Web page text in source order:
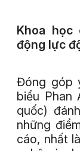
Khoa
động lực
Đóng góp
biểu Phan
quốc)
những
cáo, nhất